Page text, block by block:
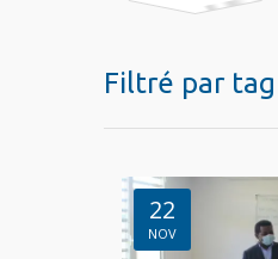
Filtré par
22
NOV